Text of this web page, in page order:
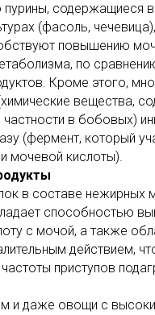
пурины, содержащиеся
(фасоль,
повышению
по
Кроме этого,
вещества,
частности в бобовых)
(фермент, который
мочевой кислоты).
в составе нежирных
способностью
с мочой, а также
действием,
приступов
и даже овощи с